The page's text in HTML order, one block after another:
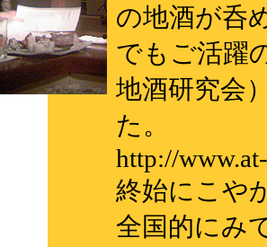
の地酒が呑
でもご活躍
地酒研究会
た。
http://
終始にこや
全国的にみ